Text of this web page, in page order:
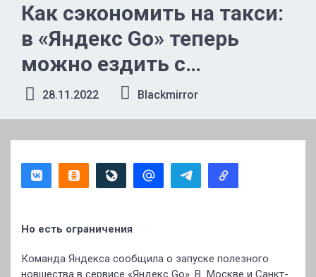
Как сэкономить на такси:
в «Яндекс Go» теперь
можно ездить с
попутчиками
28.11.2022 Blackmirror
Но есть ограничения
Команда Яндекса сообщила о запуске полезного
новшества в сервисе «Яндекс Go». В Москве и Санкт-